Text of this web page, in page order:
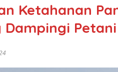
Ketahanan
Dampingi